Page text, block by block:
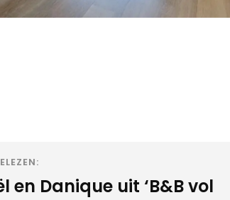
en Danique uit ‘B&B vol